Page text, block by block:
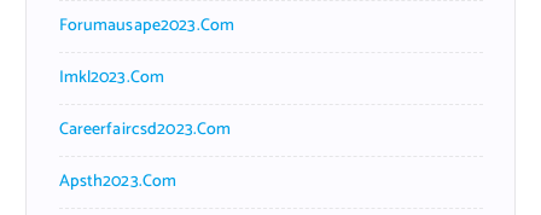
Forumausape2023.com
Imkl2023.com
Careerfaircsd2023.com
Apsth2023.com